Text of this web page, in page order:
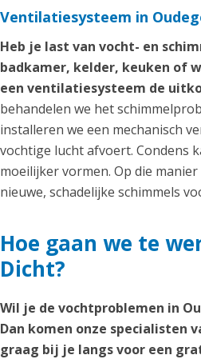
Ventilatiesysteem in
Heb je last van vocht- en
badkamer, kelder, keuken of
een ventilatiesysteem de
behandelen we het
installeren we een mechanisch
vochtige lucht afvoert. Condens
moeilijker vormen. Op die
nieuwe, schadelijke schimmels
Hoe gaan we te
Dicht?
Wil je de vochtproblemen in
Dan komen onze specialisten
graag bij je langs voor een